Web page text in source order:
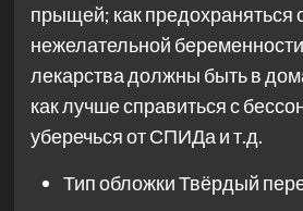
прыщей; как предохраняться
нежелательной
лекарства должны быть в
как лучше справиться с
уберечься от СПИДа и т.д.
Тип обложкиТвёрдый